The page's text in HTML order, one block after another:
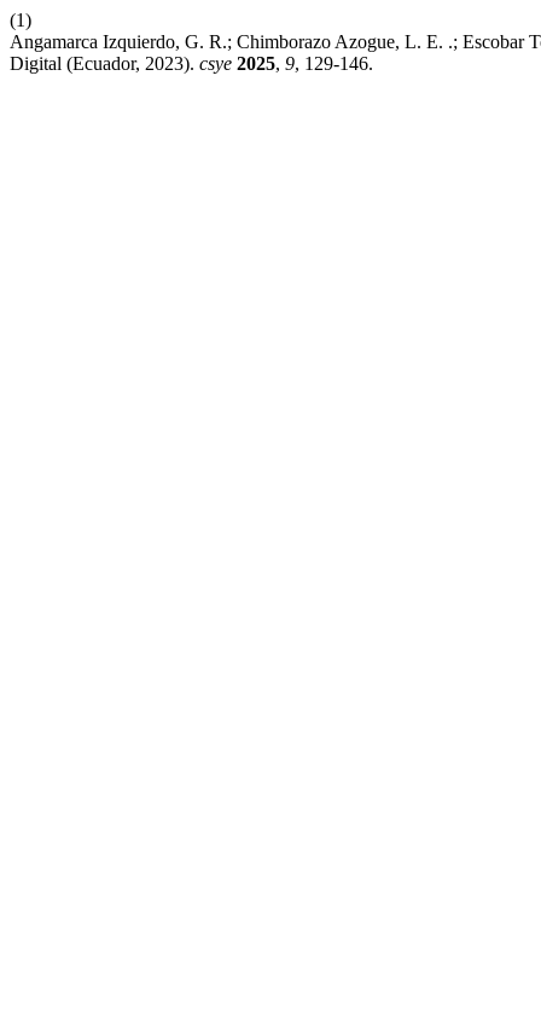
(1)
Angamarca Izquierdo, G. R.; Chimborazo Azogue, L. E. .; Escobar
Digital (Ecuador, 2023). csye 2025, 9, 129-146.